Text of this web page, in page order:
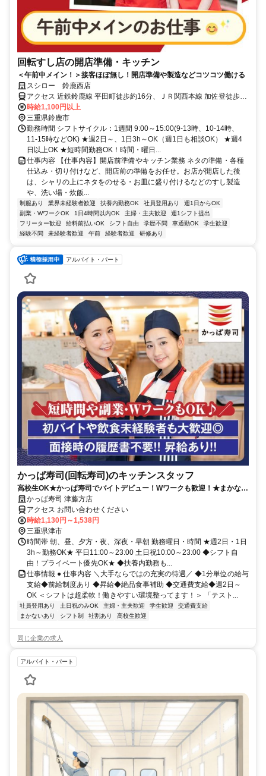
回転すし店の開店準備・キッチン
＜午前中メイン！＞接客ほぼ無し！開店準備や製造などコツコツ働ける
スシロー 鈴鹿西店
アクセス 近鉄鈴鹿線 平田町徒歩約16分、ＪＲ関西本線 加佐登徒歩約
32分、近鉄鈴鹿線 三日市徒歩約40分
時給1,100円以上
三重県鈴鹿市
勤務時間 シフトサイクル：1週間 9:00～15:00(9-13時、10-14時、
11-15時などOK) ★週2日～、1日3h～OK（週1日も相談OK） ★週4
日以上OK ★短時間勤務OK！時間・曜日...
仕事内容 【仕事内容】開店前準備やキッチン業務 ネタの準備・各種
仕込み・切り付けなど、開店前の準備をお任せ。お店が開店した後
は、シャリの上にネタをのせる・お皿に盛り付けるなどのすし製造
や、洗い場・炊飯...
制服あり 業界未経験者歓迎 扶養内勤務OK 社員登用あり
週1日からOK
副業・WワークOK
1日4時間以内OK 主婦・主夫歓迎
週1シフト提出
フリーター歓迎
給料前払いOK シフト自由 学歴不問 車通勤OK
学生歓迎
経験不問
未経験者歓迎 午前 経験者歓迎 研修あり
アルバイト・パート
かっぱ寿司(回転寿司)のキッチンスタッフ
高校生OK★かっぱ寿司でバイトデビュー！Wワークも歓迎！★まかない
有★短時間OK★履歴書不要
かっぱ寿司 津藤方店
アクセス お問い合わせください
時給1,130円～1,538円
三重県津市
時間帯 朝、昼、夕方・夜、深夜・早朝 勤務曜日・時間 ★週2日・1日
3h～勤務OK★ 平日11:00～23:00 土日祝10:00～23:00 ◆シフト自
由！プライベート優先OK★ ◆扶養内勤務も...
仕事情報 ● 仕事内容 ＼大手ならではの充実の待遇／ ◆1分単位の給与
支給◆前給制度あり ◆昇給◆絶品食事補助 ◆交通費支給◆週2日～
OK ＜シフトは超柔軟！働きやすい環境整ってます！＞ 「テスト...
社員登用あり 土日祝のみOK 主婦・主夫歓迎 学生歓迎
交通費支給
まかないあり
シフト制 社割あり 高校生歓迎
同じ企業の求人
アルバイト・パート